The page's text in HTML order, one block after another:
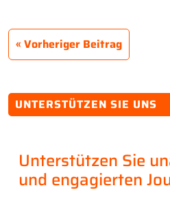
Vorheriger Beitrag
UNTERSTÜTZEN SIE UNS
Unterstützen Sie
und engagierten